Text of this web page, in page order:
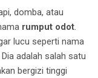
domba, atau
rumput odot.
lucu seperti nama
adalah salah satu
bergizi tinggi